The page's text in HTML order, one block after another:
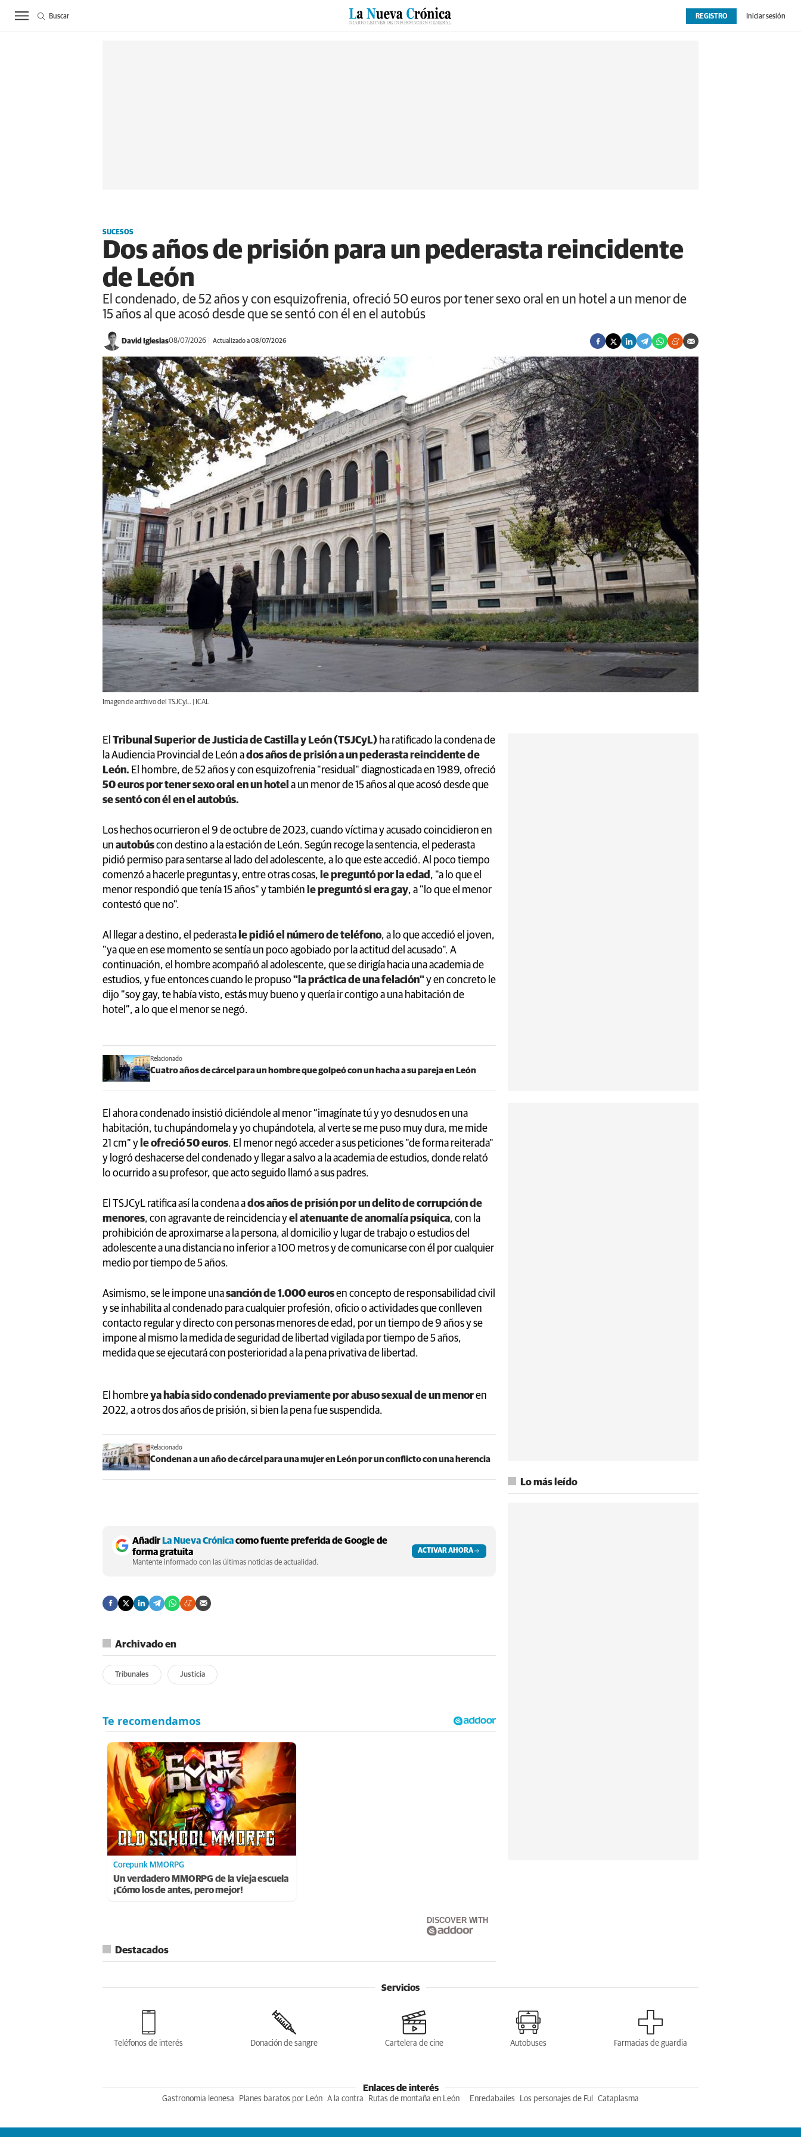
ACTUALIDAD BIERZO SUCESOS CULTURAS ESPECIALES DEPORTES OPINIÓN EXTRAS
REGISTRO Iniciar sesión
Buscar
SUCESOS
Dos años de prisión para un pederasta reincidente
de León
El condenado, de 52 años y con esquizofrenia, ofreció 50 euros por tener sexo oral en un hotel a un menor de
15 años al que acosó desde que se sentó con él en el autobús
David Iglesias08/07/2026 Actualizado a 08/07/2026
Imagen de archivo del TSJCyL. | ICAL
El Tribunal Superior de Justicia de Castilla y León (TSJCyL) ha ratificado la condena de
la Audiencia Provincial de León ados años de prisión a un pederasta reincidente de
León. El hombre, de 52 años y con esquizofrenia "residual" diagnosticada en 1989, ofreció
50 euros por tener sexo oral en un hotel a un menor de 15 años al que acosó desde que
se sentó con él en el autobús.
Los hechos ocurrieron el 9 de octubre de 2023, cuando víctima y acusado coincidieron en
un autobúscon destino a la estación de León. Según recoge la sentencia, el pederasta
pidió permiso para sentarse al lado del adolescente, a lo que este accedió. Al poco tiempo
comenzó a hacerle preguntas y, entre otras cosas, le preguntó por la edad , "a lo que el
menor respondió que tenía 15 años" y también le preguntó si era gay, a "lo que el menor
contestó que no".
Al llegar a destino, el pederasta le pidió el número de teléfono, a lo que accedió el joven,
"ya que en ese momento se sentía un poco agobiado por la actitud del acusado". A
continuación, el hombre acompañó al adolescente, que se dirigía hacia una academia de
estudios, y fue entonces cuando le propuso "la práctica de una felación"y en concreto le
dijo “soy gay, te había visto, estás muy bueno y quería ir contigo a una habitación de
hotel”, a lo que el menor se negó.
Relacionado
Cuatro años de cárcel para un hombre que golpeó con un hacha a su pareja en León
El ahora condenado insistió diciéndole al menor “imagínate tú y yo desnudos en una
habitación, tu chupándomela y yo chupándotela, al verte se me puso muy dura, me mide
21 cm” y le ofreció 50 euros. El menor negó acceder a sus peticiones "de forma reiterada"
y logró deshacerse del condenado y llegar a salvo a la academia de estudios, donde relató
lo ocurrido a su profesor, que acto seguido llamó a sus padres.
El TSJCyL ratifica así la condena ados años de prisión por un delito de corrupción de
menores, con agravante de reincidencia yel atenuante de anomalía psíquica, con la
prohibición de aproximarse a la persona, al domicilio y lugar de trabajo o estudios del
adolescente a una distancia no inferior a 100 metros y de comunicarse con él por cualquier
medio por tiempo de 5 años.
Asimismo, se le impone unasanción de 1.000 eurosen concepto de responsabilidad civil
y se inhabilita al condenado para cualquier profesión, oficio o actividades que conlleven
contacto regular y directo con personas menores de edad, por un tiempo de 9 años y se
impone al mismo la medida de seguridad de libertad vigilada por tiempo de 5 años,
medida que se ejecutará con posterioridad a la pena privativa de libertad.
El hombreya había sido condenado previamente por abuso sexual de un menoren
2022, a otros dos años de prisión, si bien la pena fue suspendida.
Relacionado
Condenan a un año de cárcel para una mujer en León por un conflicto con una herencia
Añadir La Nueva Crónicacomo fuente preferida de Google de
forma gratuita
Mantente informado con las últimas noticias de actualidad.
ACTIVAR AHORA
Archivado en
Tribunales Justicia
Corepunk MMORPG
Un verdadero MMORPG de la vieja escuela
¡Cómo los de antes, pero mejor!
DISCOVER WITH
Destacados
Lo más leído
Servicios
Teléfonos de interés Donación de sangre Cartelera de cine Autobuses Farmacias de guardia
Enlaces de interés
Gastronomia leonesa Planes baratos por León A la contra Rutas de montaña en León Enredabailes Los personajes de Ful Cataplasma